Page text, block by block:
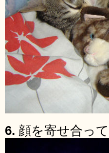
6. 顔を寄せ合っ